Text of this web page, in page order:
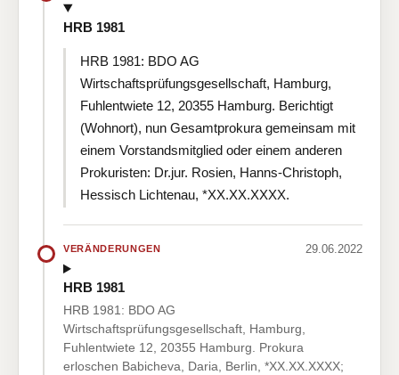
HRB 1981
HRB 1981: BDO AG
Wirtschaftsprüfungsgesellschaft, Hamburg,
Fuhlentwiete 12, 20355 Hamburg. Berichtigt
(Wohnort), nun Gesamtprokura gemeinsam mit
einem Vorstandsmitglied oder einem anderen
Prokuristen: Dr.jur. Rosien, Hanns-Christoph,
Hessisch Lichtenau, *XX.XX.XXXX.
VERÄNDERUNGEN 29.06.2022
HRB 1981
HRB 1981: BDO AG
Wirtschaftsprüfungsgesellschaft, Hamburg,
Fuhlentwiete 12, 20355 Hamburg. Prokura
erloschen Babicheva, Daria, Berlin, *XX.XX.XXXX;